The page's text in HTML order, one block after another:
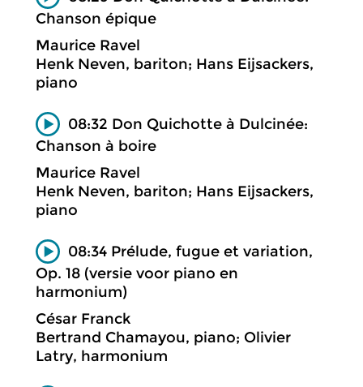
Chanson épique
Maurice Ravel
Henk Neven, bariton; Hans Eijsackers,
piano
08:32 Don Quichotte à Dulcinée:
Chanson à boire
Maurice Ravel
Henk Neven, bariton; Hans Eijsackers,
piano
08:34 Prélude, fugue et variation,
Op. 18 (versie voor piano en
harmonium)
César Franck
Bertrand Chamayou, piano; Olivier
Latry, harmonium